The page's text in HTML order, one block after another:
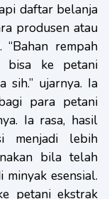
daftar belanja
produsen atau
rempah
ke petani
sih.” ujarnya. Ia
para petani
Ia rasa, hasil
menjadi lebih
bila telah
esensial.
petani ekstrak